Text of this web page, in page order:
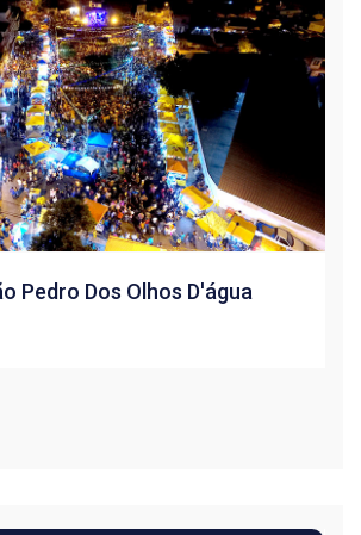
Pedro Dos Olhos D'água